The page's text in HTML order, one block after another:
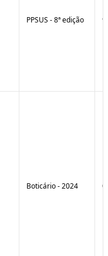
PPSUS - 8ª edição
Boticário - 2024